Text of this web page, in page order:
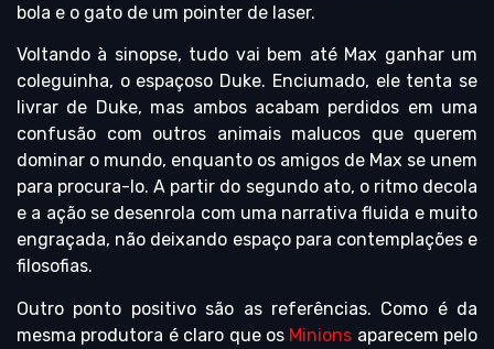
bola e o gato de um pointer de laser.
Voltando à sinopse, tudo vai bem até Max ganhar um
coleguinha, o espaçoso Duke. Enciumado, ele tenta se
livrar de Duke, mas ambos acabam perdidos em uma
confusão com outros animais malucos que querem
dominar o mundo, enquanto os amigos de Max se unem
para procura-lo. A partir do segundo ato, o ritmo decola
e a ação se desenrola com uma narrativa fluida e muito
engraçada, não deixando espaço para contemplações e
filosofias.
Outro ponto positivo são as referências. Como é da
mesma produtora é claro que os Minions aparecem pelo